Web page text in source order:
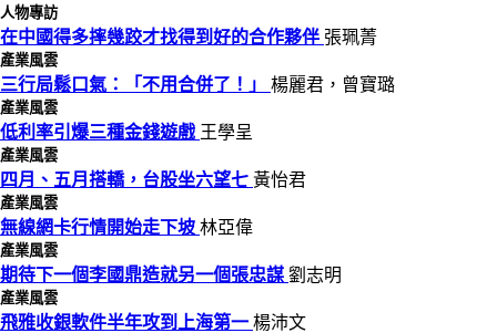
人物專訪
在中國得多摔幾跤才找得到好的合作夥伴 張珮菁
產業風雲
三行局鬆口氣：「不用合併了！」 楊麗君，曾寶璐
產業風雲
低利率引爆三種金錢遊戲 王學呈
產業風雲
四月、五月搭轎，台股坐六望七 黃怡君
產業風雲
無線網卡行情開始走下坡 林亞偉
產業風雲
期待下一個李國鼎造就另一個張忠謀 劉志明
產業風雲
飛雅收銀軟件半年攻到上海第一 楊沛文